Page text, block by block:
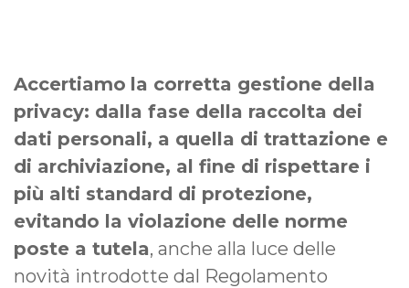
Accertiamo la corretta gestione della
privacy: dalla fase della raccolta dei
dati personali, a quella di trattazione e
di archiviazione, al fine di rispettare i
più alti standard di protezione,
evitando la violazione delle norme
poste a tutela, anche alla luce delle
novità introdotte dal Regolamento